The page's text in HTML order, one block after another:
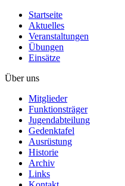
Startseite
Aktuelles
Veranstaltungen
Übungen
Einsätze
Über uns
Mitglieder
Funktionsträger
Jugendabteilung
Gedenktafel
Ausrüstung
Historie
Archiv
Links